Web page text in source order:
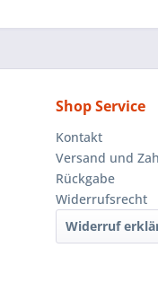
Shop Service
Kontakt
Versand und
Rückgabe
Widerrufsrecht
Widerruf